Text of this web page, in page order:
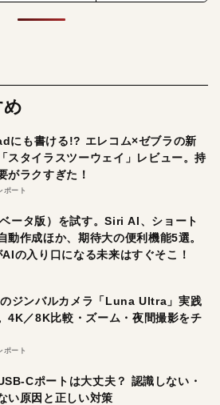
にも書ける!? エレコム×ゼブラの新
スタイラスツーウェイ」レビュー。持
がラクすぎた！
ポート
ータ版）を試す。Siri AI、ショート
動作成ほか、期待大の便利機能5選。
の入り口になる未来はすぐそこ！
ジンバルカメラ「Luna Ultra」実践
4K／8K比較・ズーム・夜間撮影をチ
ポート
Cポートは大丈夫？ 認識しない・
い原因と正しい対策